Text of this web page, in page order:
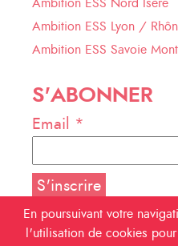
Ambition ESS Nord Isère
Ambition ESS Lyon /
Ambition ESS Savoie
S'ABONNER
Email *
En poursuivant votre
l'utilisation de cookies